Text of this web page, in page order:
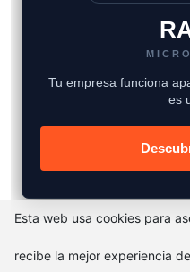
Tu empresa funciona
es
Esta web usa cookies para
recibe la mejor experiencia